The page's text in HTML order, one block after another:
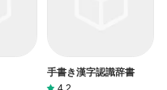
手書き漢字認識辞書